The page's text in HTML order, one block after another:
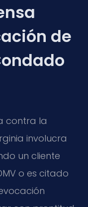
de
contra la
involucra
un cliente
o es citado